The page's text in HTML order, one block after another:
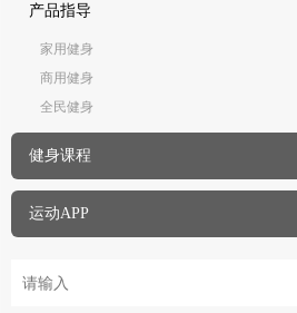
产品指导
家用健身
商用健身
全民健身
健身课程
运动APP